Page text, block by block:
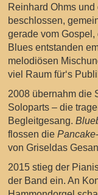
Reinhard Ohms
beschlossen,
gerade vom
Blues entstanden
melodiösen
viel Raum für‘s
2008 übernahm die
Soloparts – die
Begleitgesang.
flossen diePancake
von Griseldas
2015 stieg der
der Band ein. An